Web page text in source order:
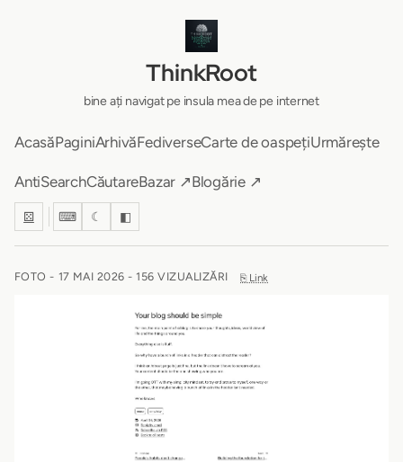
ThinkRoot
bine ați navigat pe insula mea de pe internet
AcasăPaginiArhivăFediverseCarte de oaspețiUrmărește
AntiSearchCăutareBazar ↗Blogărie ↗
⚄ ⌨ ☾ ◧
FOTO - 17 MAI 2026 - 156 VIZUALIZĂRI ⎘ Link